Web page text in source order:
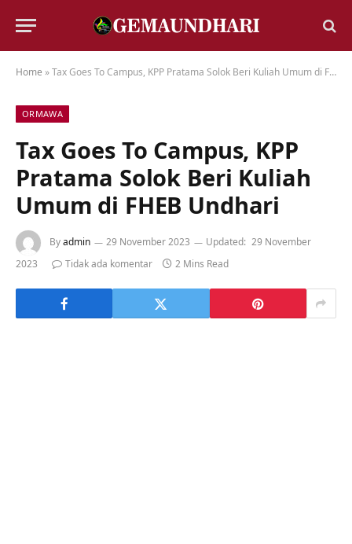
Home »Tax Goes To Campus, KPP Pratama Solok Beri Kuliah Umum di FHEB Undhari
ORMAWA
Tax Goes To Campus, KPP
Pratama Solok Beri Kuliah
Umum di FHEB Undhari
Byadmin 29 November 2023 Updated: 29 November
2023
Tidak ada komentar 2 Mins Read